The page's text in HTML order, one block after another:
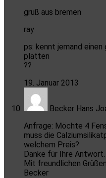
gruß aus bremen
ray
ps: kennt jemand
platten
??
19. Januar 2013
Becker Hans
Anfrage: Möchte 4
muss die
welchem Preis?
Danke für Ihre Antwort.
Mit freundlichen Grüßen
Becker